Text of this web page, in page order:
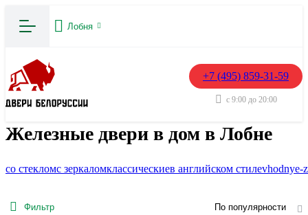
Лобня
+7 (495) 859-31-59
с 9:00 до 20:00
Железные двери в дом в Лобне
со стекломс зеркаломклассическиев английском стилеvhodnye-
Фильтр По популярности